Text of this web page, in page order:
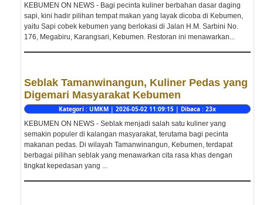
KEBUMEN ON NEWS - Bagi pecinta kuliner berbahan dasar daging
sapi, kini hadir pilihan tempat makan yang layak dicoba di Kebumen,
yaitu Sapi cobek kebumen yang berlokasi di Jalan H.M. Sarbini No.
176, Megabiru, Karangsari, Kebumen. Restoran ini menawarkan...
Seblak Tamanwinangun, Kuliner Pedas yang
Digemari Masyarakat Kebumen
Kategori : UMKM | 2026-05-02 11:09:15 | Dibaca : 23x
KEBUMEN ON NEWS - Seblak menjadi salah satu kuliner yang
semakin populer di kalangan masyarakat, terutama bagi pecinta
makanan pedas. Di wilayah Tamanwinangun, Kebumen, terdapat
berbagai pilihan seblak yang menawarkan cita rasa khas dengan
tingkat kepedasan yang ...